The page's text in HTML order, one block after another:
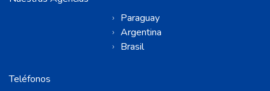
Paraguay
Argentina
Brasil
Teléfonos